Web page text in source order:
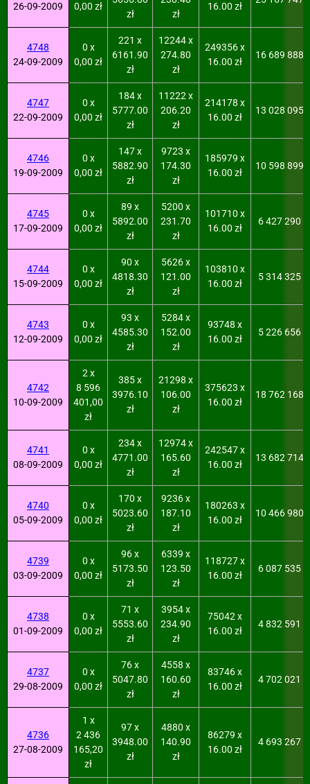
26-09-2009 0,00 zł
zł
zł
16.00 zł
4748
24-09-2009
0 x
0,00 zł
221 x
6161.90
zł
12244 x
274.80
zł
249356 x
16.00 zł
16 689 888
4747
22-09-2009
0 x
0,00 zł
184 x
5777.00
zł
11222 x
206.20
zł
214178 x
16.00 zł
13 028 095
4746
19-09-2009
0 x
0,00 zł
147 x
5882.90
zł
9723 x
174.30
zł
185979 x
16.00 zł
10 598 899
4745
17-09-2009
0 x
0,00 zł
89 x
5892.00
zł
5200 x
231.70
zł
101710 x
16.00 zł
6 427 290
4744
15-09-2009
0 x
0,00 zł
90 x
4818.30
zł
5626 x
121.00
zł
103810 x
16.00 zł
5 314 325
4743
12-09-2009
0 x
0,00 zł
93 x
4585.30
zł
5284 x
152.00
zł
93748 x
16.00 zł
5 226 656
4742
10-09-2009
2 x
8 596
401,00
zł
385 x
3976.10
zł
21298 x
106.00
zł
375623 x
16.00 zł
18 762 168
4741
08-09-2009
0 x
0,00 zł
234 x
4771.00
zł
12974 x
165.60
zł
242547 x
16.00 zł
13 682 714
4740
05-09-2009
0 x
0,00 zł
170 x
5023.60
zł
9236 x
187.10
zł
180263 x
16.00 zł
10 466 980
4739
03-09-2009
0 x
0,00 zł
96 x
5173.50
zł
6339 x
123.50
zł
118727 x
16.00 zł
6 087 535
4738
01-09-2009
0 x
0,00 zł
71 x
5553.60
zł
3954 x
234.90
zł
75042 x
16.00 zł
4 832 591
4737
29-08-2009
0 x
0,00 zł
76 x
5047.80
zł
4558 x
160.60
zł
83746 x
16.00 zł
4 702 021
4736
27-08-2009
1 x
2 436
165,20
zł
97 x
3948.00
zł
4880 x
140.90
zł
86279 x
16.00 zł
4 693 267